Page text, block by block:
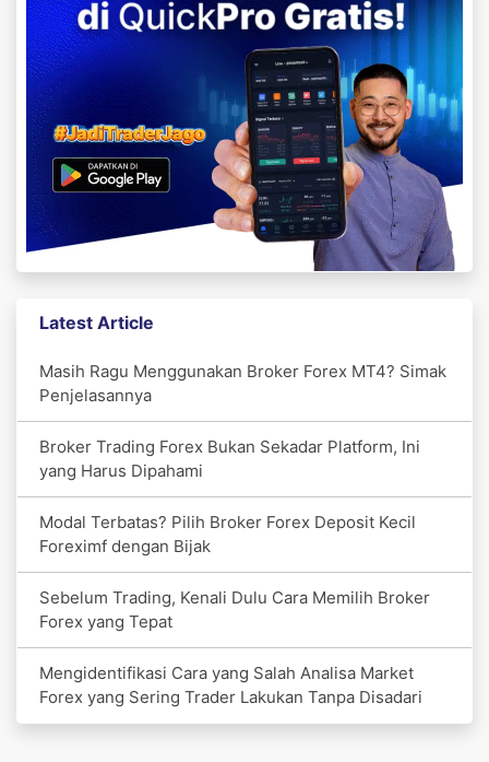
Latest Article
Masih Ragu Menggunakan Broker Forex MT4? Simak
Penjelasannya
Broker Trading Forex Bukan Sekadar Platform, Ini
yang Harus Dipahami
Modal Terbatas? Pilih Broker Forex Deposit Kecil
Foreximf dengan Bijak
Sebelum Trading, Kenali Dulu Cara Memilih Broker
Forex yang Tepat
Mengidentifikasi Cara yang Salah Analisa Market
Forex yang Sering Trader Lakukan Tanpa Disadari